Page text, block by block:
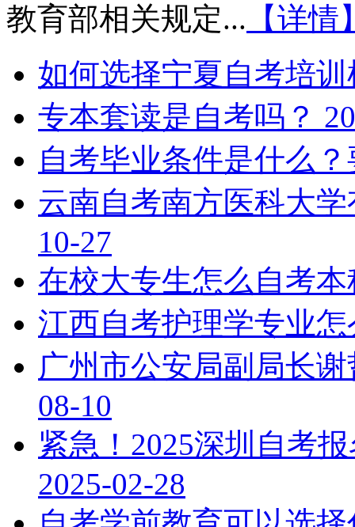
教育部相关规定... 【详情
如何选择宁夏自考培训
专本套读是自考吗？
自考毕业条件是什么
云南自考南方医科大
10-27
在校大专生怎么自考
江西自考护理学专业
广州市公安局副局长
08-10
紧急！2025深圳自考
2025-02-28